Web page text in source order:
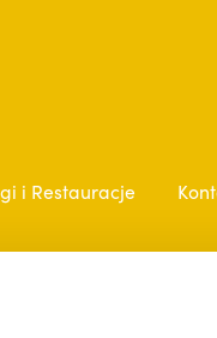
i Restauracje